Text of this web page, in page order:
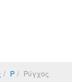
Ρ Ρύγχος